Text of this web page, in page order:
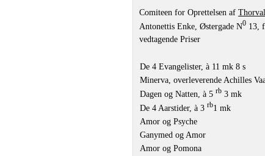
Comiteen for Oprettelsen af
Antonettis Enke, Østergade N0 13,
vedtagende Priser
De 4 Evangelister, à 11 mk 8 s
Minerva, overleverende Achilles
Dagen og Natten, à 5 rb 3 mk
De 4 Aarstider, à 3 rb1 mk
Amor og Psyche
Ganymed og Amor
Amor og Pomona